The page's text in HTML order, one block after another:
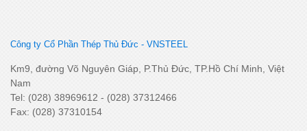
Công ty Cổ Phần Thép Thủ Đức - VNSTEEL
Km9, đường Võ Nguyên Giáp, P.Thủ Đức, TP.Hồ Chí Minh, Việt
Nam
Tel: (028) 38969612 - (028) 37312466
Fax: (028) 37310154